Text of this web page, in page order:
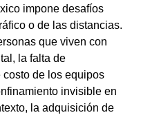
impone desafíos
o de las distancias.
que viven con
la falta de
costo de los equipos
invisible en
la adquisición de